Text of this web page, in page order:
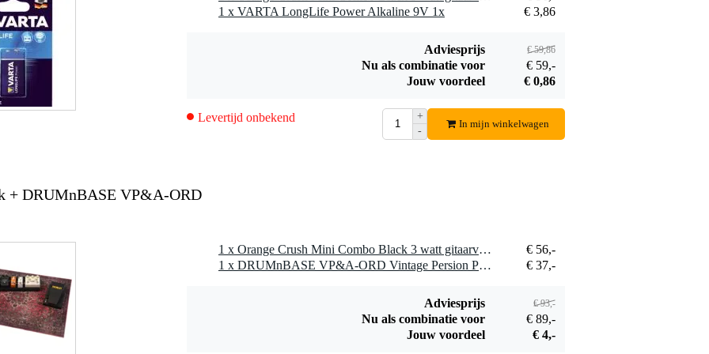
Watt
gr
tuner
stereo-jack
meegeleverd)
Vintage Persion
Pedal&Amp
80 x 60 cm
Bestel mee
DRUMnBASE
VP&A-BLR
1 x VARTA LongLife Power Alkaline 9V 1x
€ 3,86
Adviesprijs € 59,86
Nu als combinatie voor
€ 59,-
Jouw voordeel
€ 0,86
Levertijd onbekend
+
-
In mijn winkelwagen
+ DRUMnBASE VP&A-ORD
1 x Orange Crush Mini Combo Black 3 watt gitaarversterker
€ 56,-
1 x DRUMnBASE VP&A-ORD Vintage Persion Pedal&Amp Original Red tapijt 80 x 60 cm
€ 37,-
Adviesprijs € 93,-
Nu als combinatie voor
€ 89,-
Jouw voordeel
€ 4,-